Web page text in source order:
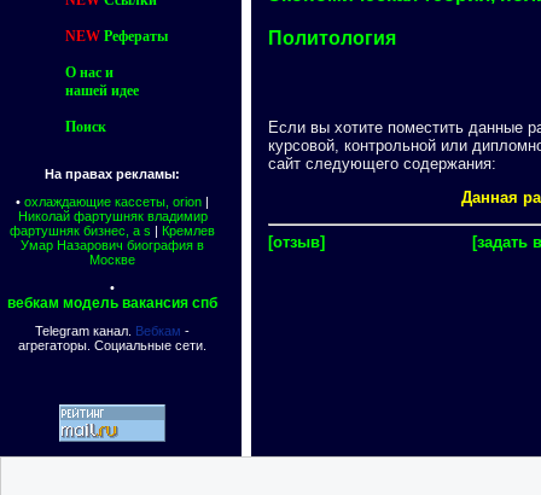
NEW Рефераты
О нас и
нашей идее
Поиск
На правах рекламы:
• охлаждающие кассеты, orion |
Николай фартушняк владимир
фартушняк бизнес, a s | Кремлев
Умар Назарович биография в
Москве
•
вебкам модель вакансия спб
Telegram канал. Вебкам -
агрегаторы. Социальные сети.
Политология
Если вы хотите поместить данные
курсовой, контрольной или
сайт следующего содержания:
Данная
[отзыв] [задать